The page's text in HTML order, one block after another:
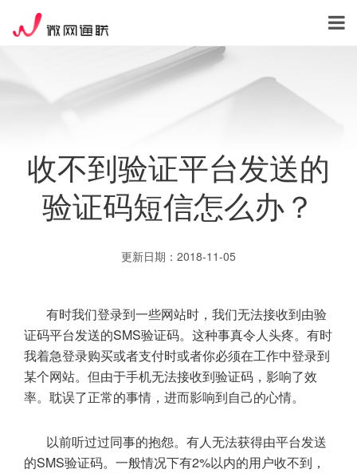
收不到验证平台发送的
验证码短信怎么办？
更新日期：2018-11-05
有时我们登录到一些网站时，我们无法接收到由验
证码平台发送的SMS验证码。这种事真令人头疼。有时
我着急登录购买或者支付时或者你必须在工作中登录到
某个网站。但由于手机无法接收到验证码，影响了效
率。耽误了正常的事情，进而影响到自己的心情。
以前听过过同事的抱怨。有人无法获得由平台发送
的SMS验证码。一般情况下有2%以内的用户收不到，